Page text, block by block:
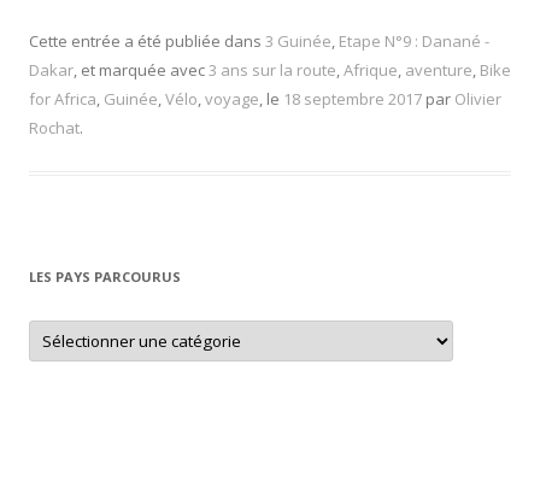
Cette entrée a été publiée dans 3 Guinée, Etape N°9 : Danané -
Dakar, et marquée avec3 ans sur la route,Afrique, aventure, Bike
for Africa, Guinée,Vélo,voyage, le 18 septembre 2017 par Olivier
Rochat.
LES PAYS PARCOURUS
L
s